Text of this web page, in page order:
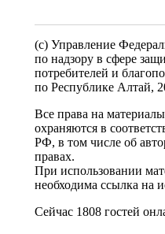
(c) Управление
по надзору в сфере
потребителей и
по Республике Алтай,
Все права на
охраняются в
РФ, в том числе об
правах.
При использовании
необходима ссылка на
Сейчас 1808 гостей